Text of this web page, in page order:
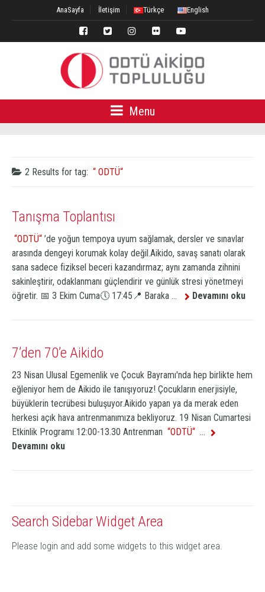
AnaSayfa İletişim Türkçe English
Menu
2 Results for tag: ODTÜ
Tanışma Toplantısı
ODTÜ ’de yoğun tempoya uyum sağlamak, dersler ve sınavlar
arasında dengeyi korumak kolay değil.Aikido, savaş sanatı olarak
sana sadece fiziksel beceri kazandırmaz; aynı zamanda zihnini
sakinleştirir, odaklanmanı güçlendirir ve günlük stresi yönetmeyi
öğretir. 📅 3 Ekim Cuma🕔 17:45📍 Baraka ...
Devamını oku
7’den 70’e Aikido
23 Nisan Ulusal Egemenlik ve Çocuk Bayramı'nda hep birlikte hem
eğleniyor hem de Aikido ile tanışıyoruz! Çocukların enerjisiyle,
büyüklerin tecrübesi buluşuyor.Aikido yapan ya da merak eden
herkesi açık hava antrenmanımıza bekliyoruz. 19 Nisan Cumartesi
Etkinlik Programı 12:00-13.30 Antrenman
ODTÜ
...
Devamını oku
Search Sidebar Widget Area
Please login and add some widgets to this widget area.